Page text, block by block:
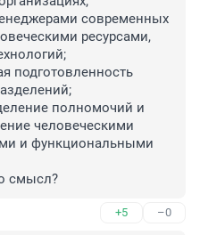
современных
ресурсами,
подготовленность
полномочий и
человеческими
и функциональными
смысл?
+5 –0